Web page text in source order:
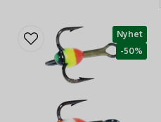
Nyhet
-50%